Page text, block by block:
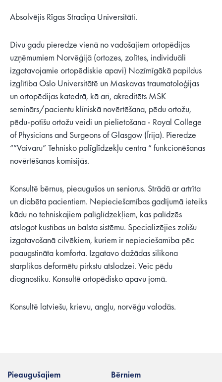
Absolvējis Rīgas Stradiņa Universitāti.
Divu gadu pieredze vienā no vadošajiem ortopēdijas
uzņēmumiem Norvēģijā (ortozes, zolītes, individuāli
izgatavojamie ortopēdiskie apavi) Nozīmīgākā papildus
izglītība Oslo Universitātē un Maskavas traumatoloģijas
un ortopēdijas katedrā, kā arī, akreditēts MSK
seminārs/pacientu klīniskā novērtēšana, pēdu ortožu,
pēdu-potīšu ortožu veidi un pielietošana - Royal College
of Physicians and Surgeons of Glasgow (Īrija). Pieredze
“”Vaivaru” Tehnisko palīglīdzekļu centra “ funkcionēšanas
novērtēšanas komisijās.
Konsultē bērnus, pieaugušos un seniorus. Strādā ar artrīta
un diabēta pacientiem. Nepieciešamības gadījumā ieteiks
kādu no tehniskajiem palīglīdzekļiem, kas palīdzēs
atslogot kustības un balsta sistēmu. Specializējies zolīšu
izgatavošanā cilvēkiem, kuriem ir nepieciešamība pēc
paaugstināta komforta. Izgatavo dažādas silikona
starplikas deformētu pirkstu atslodzei. Veic pēdu
diagnostiku. Konsultē ortopēdisko apavu jomā.
Konsultē latviešu, krievu, angļu, norvēģu valodās.
Pieaugušajiem Bērniem